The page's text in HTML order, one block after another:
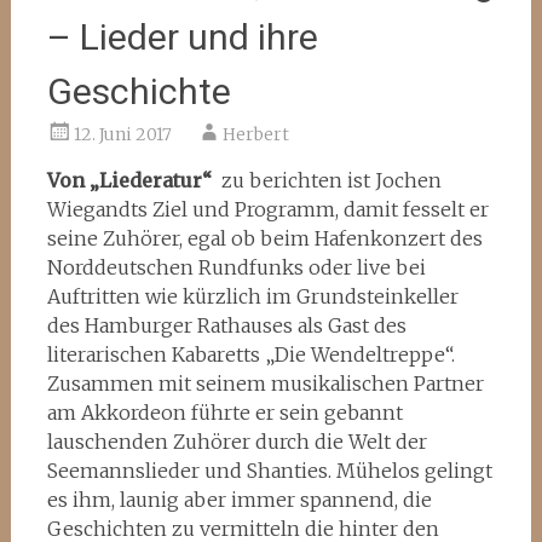
– Lieder und ihre
Geschichte
12. Juni 2017 Herbert
Von „Liederatur“ zu berichten ist Jochen
Wiegandts Ziel und Programm, damit fesselt er
seine Zuhörer, egal ob beim Hafenkonzert des
Norddeutschen Rundfunks oder live bei
Auftritten wie kürzlich im Grundsteinkeller
des Hamburger Rathauses als Gast des
literarischen Kabaretts „Die Wendeltreppe“.
Zusammen mit seinem musikalischen Partner
am Akkordeon führte er sein gebannt
lauschenden Zuhörer durch die Welt der
Seemannslieder und Shanties. Mühelos gelingt
es ihm, launig aber immer spannend, die
Geschichten zu vermitteln die hinter den